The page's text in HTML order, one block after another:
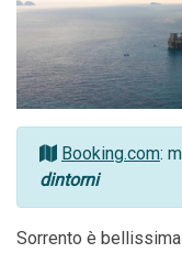
Booking.com:
dintorni
Sorrento è